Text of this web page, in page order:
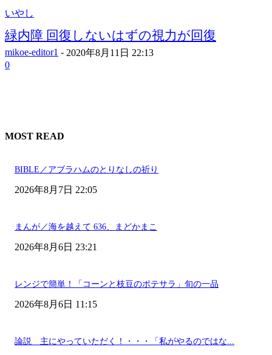
いやし
緑内障 回復しないはずの視力が回復
mikoe-editor1 - 2020年8月11日 22:13
0
MOST READ
BIBLE／アブラハムのとりなしの祈り
2026年8月7日 22:05
まんが／海を越えて 636、まどかまこ
2026年8月6日 23:21
レンジで簡単！「コーンと枝豆のポテサラ」旬の一品
2026年8月6日 11:15
論説 主にやっていただく！・・・「私がやるのではな...